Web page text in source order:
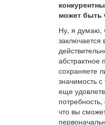
может быть
Ну, я думаю,
заключается
абстрактное
сохраняете
значимость
еще
что вы